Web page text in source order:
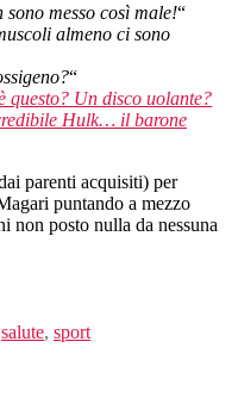
messo così male!“
almeno ci sono
“
questo? Un disco uolante?
Hulk… il barone
parenti acquisiti) per
puntando a mezzo
non posto nulla da nessuna
salute, sport